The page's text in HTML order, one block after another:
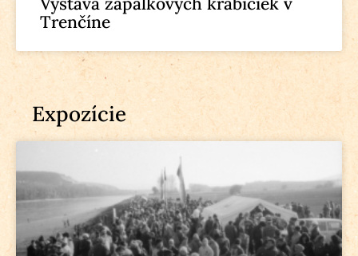
Trenčíne
Expozície